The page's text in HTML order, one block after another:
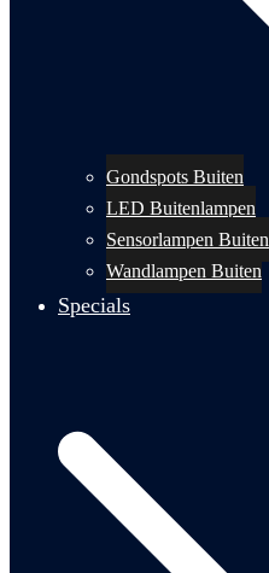
Gondspots Buiten
LED Buitenlampen
Sensorlampen Buiten
Wandlampen Buiten
Specials